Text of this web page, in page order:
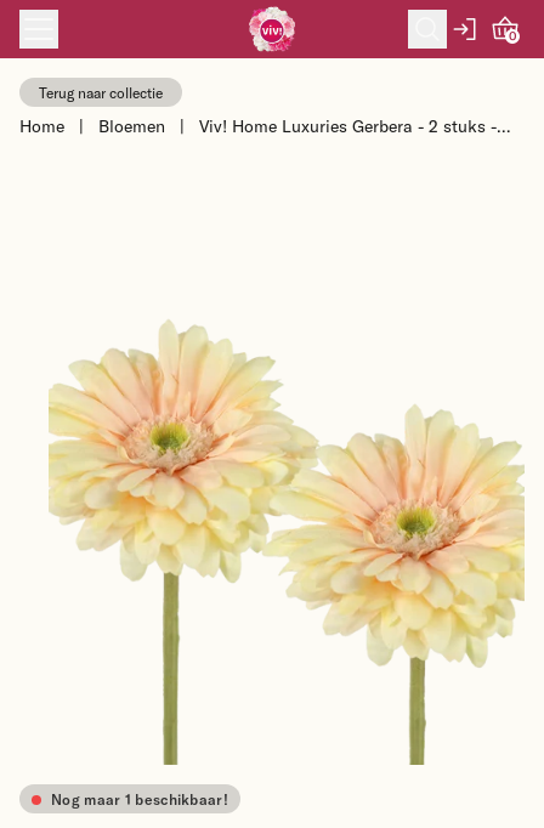
Skip to content
0
Terug naar collectie
Home | Bloemen |
Viv! Home Luxuries Gerbera - 2 stuks -
Nog maar 1 beschikbaar!